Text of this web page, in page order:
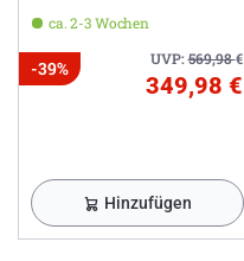
ca. 2-3 Wochen
UVP:569,98€
-39%
349,98 €
Hinzufügen